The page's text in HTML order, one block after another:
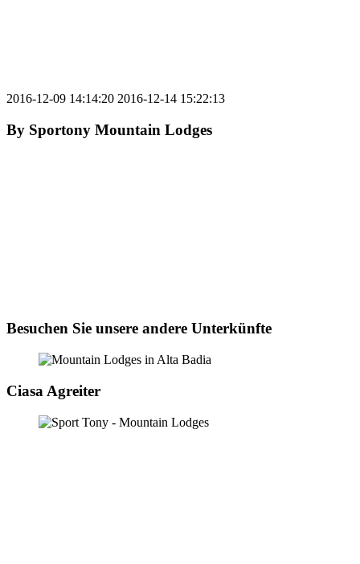
2016-12-09 14:14:20 2016-12-14 15:22:13
By Sportony Mountain Lodges
Besuchen Sie unsere andere Unterkünfte
Ciasa Agreiter